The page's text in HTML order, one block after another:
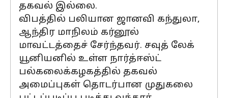
தகவல் இல்லை.
விபத்தில் பலியான ஜானவி கந்துலா,
ஆந்திர மாநிலம் கர்னூல்
மாவட்டத்தைச் சேர்ந்தவர். சவுத் லேக்
யூனியனில் உள்ள நார்த்ஈஸ்ட்
பல்கலைக்கழகத்தில் தகவல்
அமைப்புகள் தொடர்பான முதுகலை